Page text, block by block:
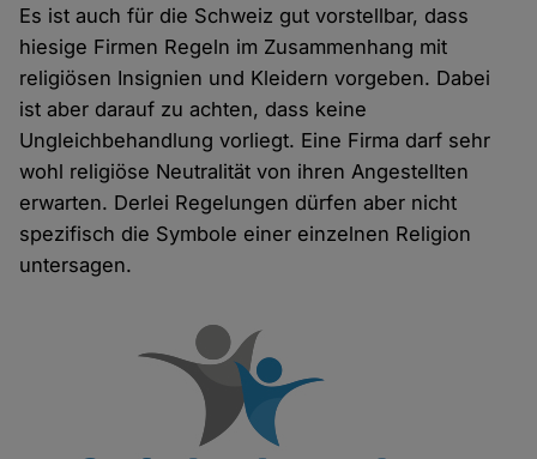
Es ist auch für die Schweiz gut vorstellbar, dass
hiesige Firmen Regeln im Zusammenhang mit
religiösen Insignien und Kleidern vorgeben. Dabei
ist aber darauf zu achten, dass keine
Ungleichbehandlung vorliegt. Eine Firma darf sehr
wohl religiöse Neutralität von ihren Angestellten
erwarten. Derlei Regelungen dürfen aber nicht
spezifisch die Symbole einer einzelnen Religion
untersagen.